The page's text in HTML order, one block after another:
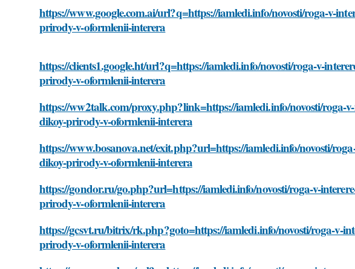
https://www.google.com.ai/url?q=https://iamledi.info/novosti/roga-v-
prirody-v-oformlenii-interera
https://clients1.google.ht/url?q=https://iamledi.info/novosti/roga-v-
prirody-v-oformlenii-interera
https://ww2talk.com/proxy.php?link=https://iamledi.info/novosti/roga-
dikoy-prirody-v-oformlenii-interera
https://www.bosanova.net/exit.php?url=https://iamledi.info/novosti/
dikoy-prirody-v-oformlenii-interera
https://gondor.ru/go.php?url=https://iamledi.info/novosti/roga-v-
prirody-v-oformlenii-interera
https://gcsvt.ru/bitrix/rk.php?goto=https://iamledi.info/novosti/roga-v-
prirody-v-oformlenii-interera